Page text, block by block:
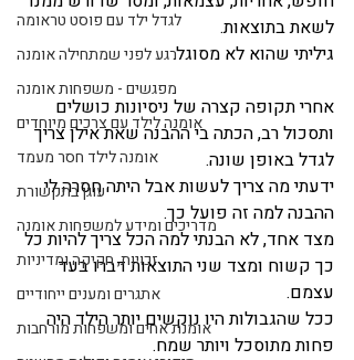
לגדל ילד עם פוסט טראומה
רגע לפני שמתחילה אומנה
מפגשים - משפחות אומנה
אומנה לילד עם צרכים מיוחדים
אומנה לילד חסר מעמד
עוגן בתקשורת
מדריכים ומידע למשפחות אומנה
זכויות, חקיקה ומדיניות
אתגרים ומענים ייחודיים
אומנת אחים ומשפחות מורחבות
לשאת בתוצאות.
גיליתי שהוא לא מסוגל.
אחרי תקופה קצרה של ניסיונות כושלים
ותסכול רב, הכתה בי ההבנה שאת אילן צריך
לגדל באופן שונה.
ידעתי מה צריך לעשות אבל היתה חסרה לי
ההבנה למה זה פועל כך.
מצד אחד, לא הבנתי למה הכל צריך להיות כל
כך קשוח ומצד שני התוצאות דברו בעד
עצמם.
ככל שהגבולות היו נוקשים יותר הילד היה
פחות מתוסכל ויותר שמח.